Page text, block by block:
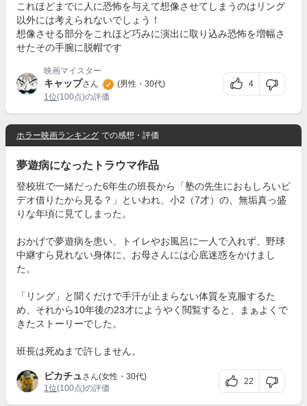
これほどまでに人に恐怖を与えて想像させてしまうのはリング
以外には考えられないでしょう！
想像させる部分をこれほど巧みに演出に取り込み恐怖を増幅さ
せたその手腕に脱帽です
映画マイスター
キャップさん
(男性・30代)
1位(100点)の評価
4
ホラー映画ランキング での感想・評価
夢遊病になったトラウマ作品
登校班で一緒だった6年生の班長から「塾の先生におもしろいビ
デオ借りたから見る？」といわれ、小2（7才）の、無垢真っ盛
りな年頃に見てしまった。
おかげで夢遊病を患い、トイレやお風呂に一人で入れず、野球
中継すら見れない身体に。お母さんには心底迷惑をかけまし
た。
「リング」と聞くだけで手汗が止まらない体質を克服するた
め、それから10年後の23才にようやく閲覧すると、まぁよくで
きたストーリーでした。
班長は死ぬまで許しません。
ピカチュ さん(女性・30代)
1位(100点)の評価
22